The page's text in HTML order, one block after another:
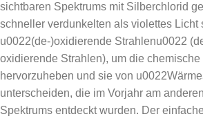
sichtbaren Spektrums mit Silberchlorid
schneller verdunkelten als violettes Licht
u0022(de-)oxidierende Strahlenu0022
oxidierende Strahlen), um die
hervorzuheben und sie von
unterscheiden, die im Vorjahr am
Spektrums entdeckt wurden. Der